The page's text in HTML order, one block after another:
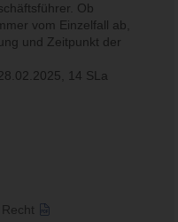
Ob
vom Einzelfall ab,
und Zeitpunkt der
14 SLa